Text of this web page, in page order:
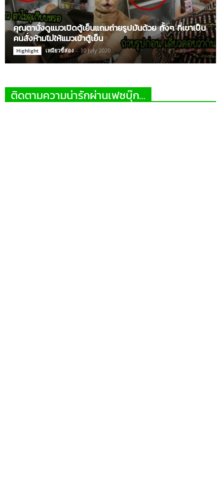
คุณตานั่งดูแมวเปิดตู้เย็นแถมถ่ายรูปมันด้วย ทั้งๆ ที่เขาเป็น
คนสั่งห้ามไม่ให้แมวเข้าตู้เย็น
Highlight เหมียวขี้ส่อง - 10 July 2020
ติดตามความน่ารักผ่านเฟซบุ๊ก…